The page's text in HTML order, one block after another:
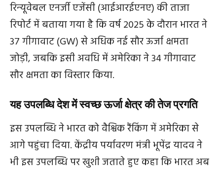
रिन्‍यूवेबल एनर्जी एजेंसी (आईआरईएनए) की ताजा
रिपोर्ट में बताया गया है कि वर्ष 2025 के दौरान भारत ने
37 गीगावाट (GW) से अधिक नई सौर ऊर्जा क्षमता
जोड़ी, जबकि इसी अवधि में अमेरिका ने 34 गीगावाट
सौर क्षमता का विस्तार किया.
यह उपलब्धि देश में स्वच्छ ऊर्जा क्षेत्र की तेज प्रगति
इस उपलब्धि ने भारत को वैश्विक रैंकिंग में अमेरिका से
आगे पहुंचा दिया. केंद्रीय पर्यावरण मंत्री भूपेंद्र यादव ने
भी इस उपलब्धि पर खुशी जताते हुए कहा कि भारत अब